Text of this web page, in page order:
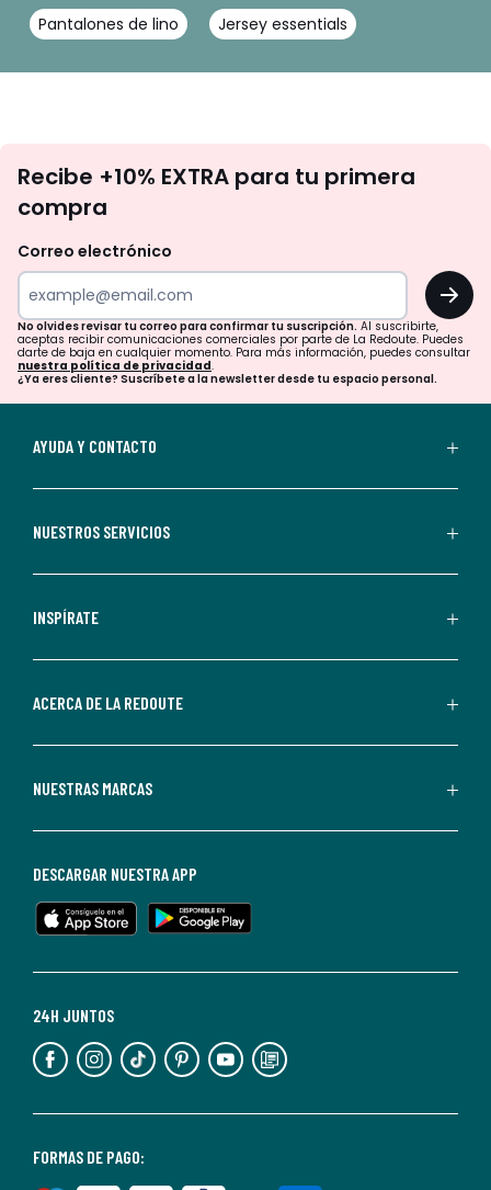
Pantalones de lino Jersey essentials
te
tu
para
confirmar
tu
suscripción.
aceptas
comerciales
personalizadas
parte
Redoute.
de
en
cualquier
Para
información,
puedes
nuestra
Recibe +10% EXTRA para tu primera
compra
Correo electrónico
OK
No olvides revisar tu correo para confirmar tu suscripción. Al suscribirte,
aceptas recibir comunicaciones comerciales por parte de La Redoute. Puedes
darte de baja en cualquier momento. Para más información, puedes consultar
nuestra política de privacidad.
¿Ya eres cliente? Suscríbete a la newsletter desde tu espacio personal.
AYUDA Y CONTACTO
NUESTROS SERVICIOS
INSPÍRATE
ACERCA DE LA REDOUTE
NUESTRAS MARCAS
FORMAS DE PAGO:
24H JUNTOS
DESCARGAR NUESTRA APP